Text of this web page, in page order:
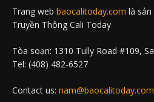
Trang web baocalitoday.com là
Truyền Thông Cali Today
Tòa soạn: 1310 Tully Road #109,
Tel: (408) 482-6527
Contact us: nam@baocalitoday.com